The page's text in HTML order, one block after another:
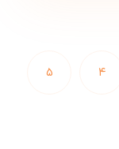
۴ ۵